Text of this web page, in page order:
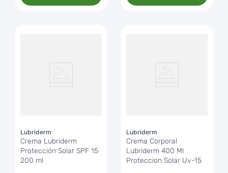
Lubriderm
Crema Lubriderm
Protección Solar SPF 15
200 ml
Lubriderm
Crema Corporal
Lubriderm 400 Ml
Proteccion Solar Uv-15